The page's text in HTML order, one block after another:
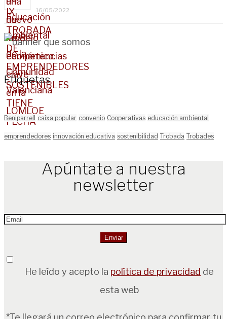
16/05/2022
Etiquetas
Beniparrell caixa popular convenio Cooperativas educación ambiental
emprendedores innovación educativa sostenibilidad Trobada Trobades
Apúntate a nuestra
newsletter
He leído y acepto la política de privacidad de
esta web